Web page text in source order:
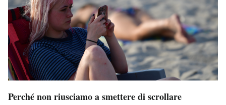
Perché non riusciamo a smettere di scrollare